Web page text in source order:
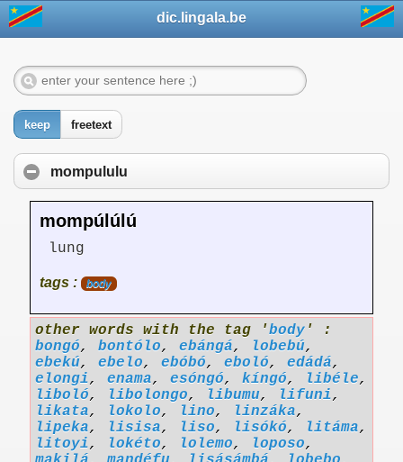
dic.lingala.be
keep freetext
mompululu
mompúlúlú
lung
tags : body
other words with the tag 'body ' :
bongó, bontólo, ebángá, lobebú,
ebekú, ebelo, ebóbó, eboló, edádá,
elongi, enama, esóngó, kíngó, libéle,
liboló, libolongo, libumu, lifuni,
likata, lokolo, lino, linzáka,
lipeka, lisisa, liso, lisókó, litáma,
litoyi, lokéto, lolemo, loposo,